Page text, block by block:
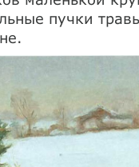
пучки